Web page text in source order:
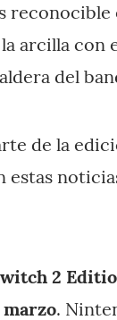
arcilla con
del
de la
2
.